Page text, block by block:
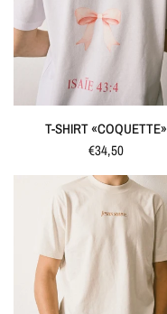
SCHNELLANSICHT
T-SHIRT «COQUETTE»
€34,50